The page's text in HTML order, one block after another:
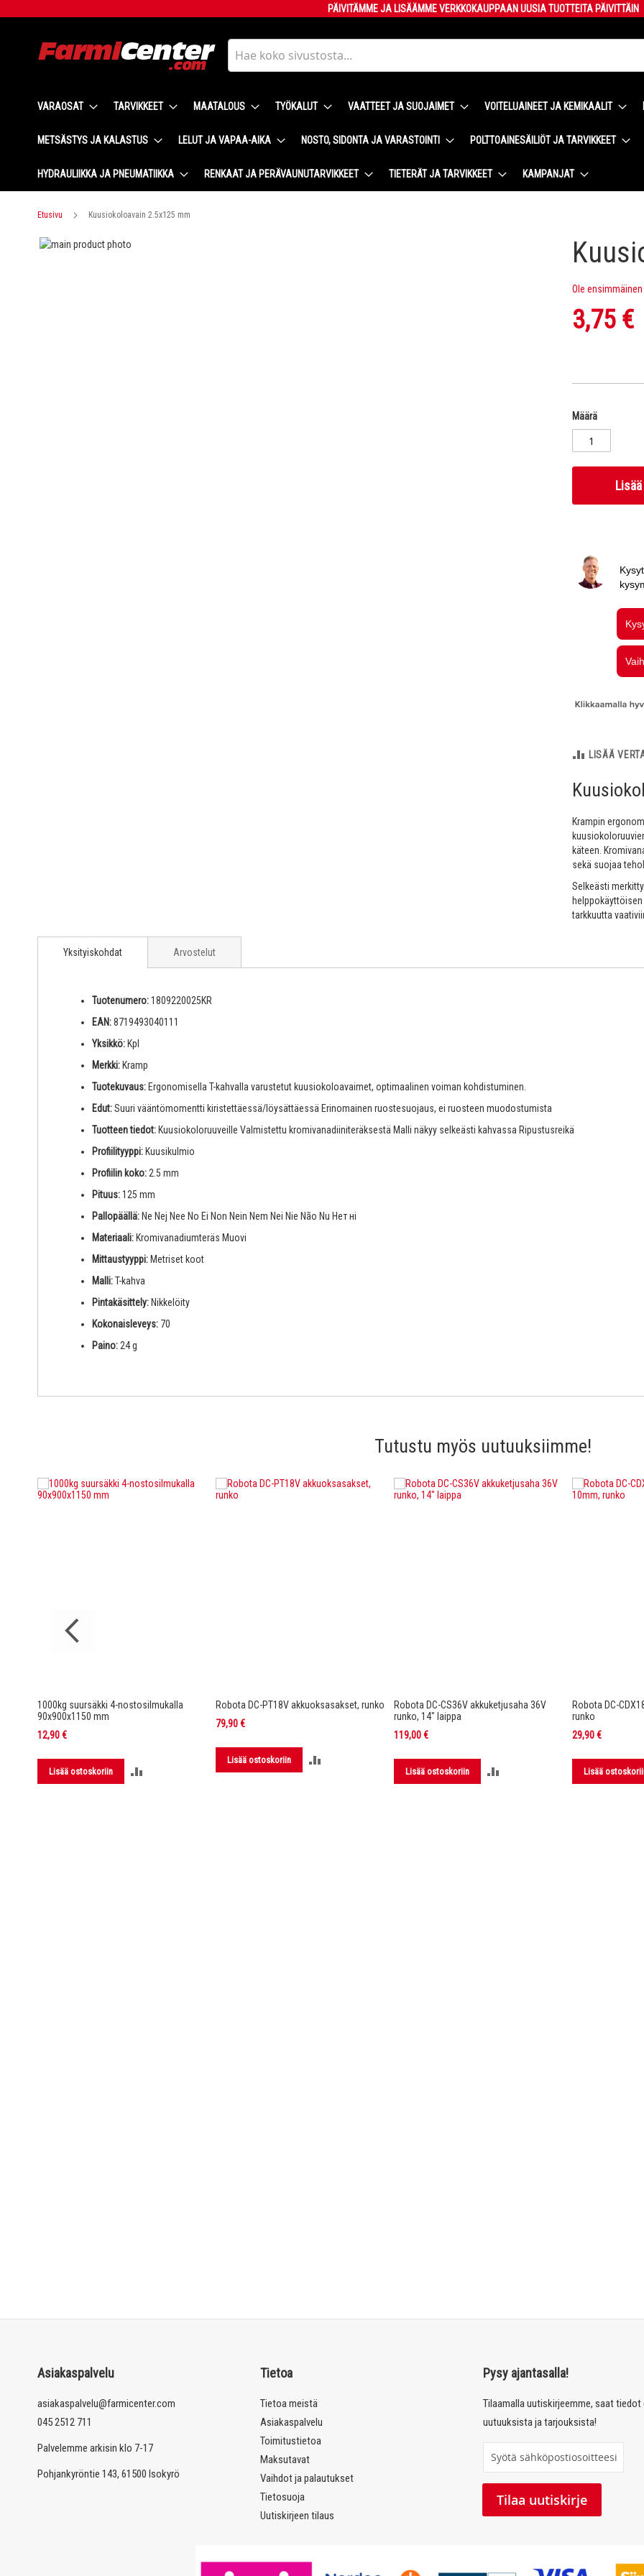
to
PÄIVITÄMME JA LISÄÄMME VERKKOKAUPPAAN UUSIA TUOTTEITA PÄIVITTÄIN
VARAOSAT TARVIKKEET MAATALOUS TYÖKALUT VAATTEET JA SUOJAIMET VOITELUAINEET JA KEMIKAALIT
METSÄSTYS JA KALASTUS LELUT JA VAPAA-AIKA NOSTO, SIDONTA JA VARASTOINTI POLTTOAINESÄILIÖT JA TARVIKKEET
HYDRAULIIKKA JA PNEUMATIIKKA RENKAAT JA PERÄVAUNUTARVIKKEET TIETERÄT JA TARVIKKEET KAMPANJAT
Etusivu Kuusiokoloavain 2.5x125 mm
Skip
Ole
3,75 €
Määrä
LISÄÄ
Krampin
käteen.
sekä suojaa
Selkeästi
tarkkuutta
Yksityiskohdat
Tuotenumero:1809220025KR
EAN:8719493040111
Yksikkö: Kpl
Merkki: Kramp
Tuotekuvaus: Ergonomisella T-kahvalla varustetut kuusiokoloavaimet, optimaalinen voiman kohdistuminen.
Edut:Suuri vääntömomentti kiristettäessä/löysättäessä Erinomainen ruostesuojaus, ei ruosteen muodostumista
Tuotteen tiedot: Kuusiokoloruuveille Valmistettu kromivanadiiniteräksestä Malli näkyy selkeästi kahvassa Ripustusreikä
Profiilityyppi: Kuusikulmio
Profiilin koko: 2.5 mm
Pituus:125 mm
Pallopäällä: Ne Nej Nee No Ei Non Nein Nem Nei Nie Não Nu Нет ні
Materiaali: Kromivanadiumteräs Muovi
Mittaustyyppi: Metriset koot
Malli:T-kahva
Pintakäsittely: Nikkelöity
Kokonaisleveys: 70
Paino: 24 g
Arvostelut
Tutustu myös uutuuksiimme!
1000kg suursäkki 4-nostosilmukalla
90x900x1150 mm
12,90 €
Lisää ostoskoriin
Robota DC-PT18V akkuoksasakset, runko
79,90 €
Lisää ostoskoriin
Robota DC-CS36V akkuketjusaha 36V
runko, 14" laippa
119,00 €
Lisää ostoskoriin
Robota DC-
runko
29,90 €
Lisää
Asiakaspalvelu
asiakaspalvelu@farmicenter.com
045 2512 711
Palvelemme arkisin klo 7-17
Pohjankyröntie 143, 61500 Isokyrö
Tietoa
Tietoa meistä
Asiakaspalvelu
Toimitustietoa
Maksutavat
Vaihdot ja palautukset
Tietosuoja
Uutiskirjeen tilaus
Pysy ajantasalla!
Tilaamalla uutiskirjeemme, saat tiedot
uutuuksista ja tarjouksista!
i
l
Tilaa uutiskirje